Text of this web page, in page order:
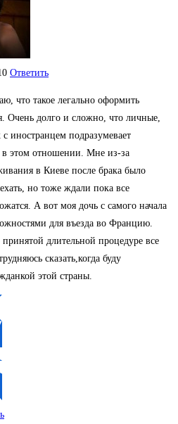
Ответить
что такое легально оформить
Очень долго и сложно, что личные,
иностранцем подразумевает
в этом отношении. Мне из-за
в Киеве после брака было
но тоже ждали пока все
А вот моя дочь с самого начала
для въезда во Францию.
принятой длительной процедуре все
сказать,когда буду
этой страны.